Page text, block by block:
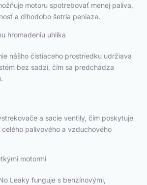
motoru spotrebovať menej paliva,
a dlhodobo šetria peniaze.
hromadeniu uhlíka
nášho čistiaceho prostriedku udržiava
bez sadzí, čím sa predchádza
a sacie ventily, čím poskytuje
palivového a vzduchového
motormi
Leaky funguje s benzínovými,